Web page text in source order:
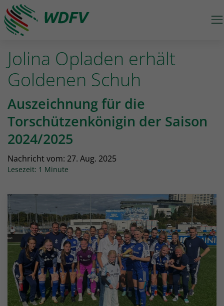
Logo: wdfv führt zur Starseite
Jolina Opladen erhält
Goldenen Schuh
Auszeichnung für die
Torschützenkönigin der Saison
2024/2025
Nachricht vom: 27. Aug. 2025
Lesezeit: 1 Minute